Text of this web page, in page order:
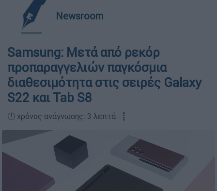
Newsroom
Samsung: Μετά από ρεκόρ
προπαραγγελιών παγκόσμια
διαθεσιμότητα στις σειρές Galaxy
S22 και Tab S8
🕛 χρόνος ανάγνωσης: 3 λεπτά ┋